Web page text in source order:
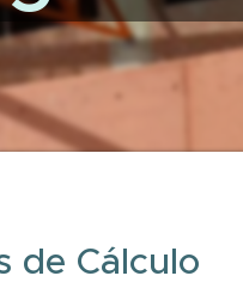
de Cálculo